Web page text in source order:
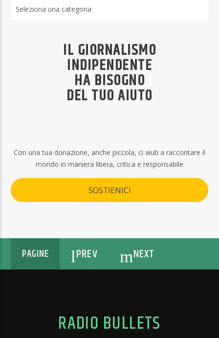
IL GIORNALISMO
INDIPENDENTE
HA BISOGNO
DEL TUO AIUTO
Con una tua donazione, anche piccola, ci aiuti a raccontare il
mondo in maniera libera, critica e responsabile
SOSTIENICI
PAGINE PREV NEXT
RADIO BULLETS